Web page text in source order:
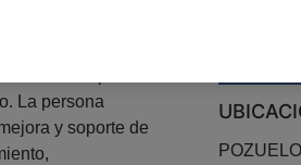
con
para
La persona
y soporte de